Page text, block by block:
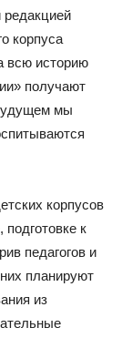
корпуса
всю историю
получают
мы
корпусов
подготовке к
педагогов и
планируют
из